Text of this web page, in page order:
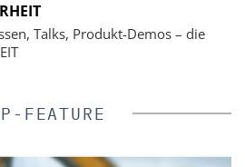
Talks, Produkt-Demos – die
FEATURE